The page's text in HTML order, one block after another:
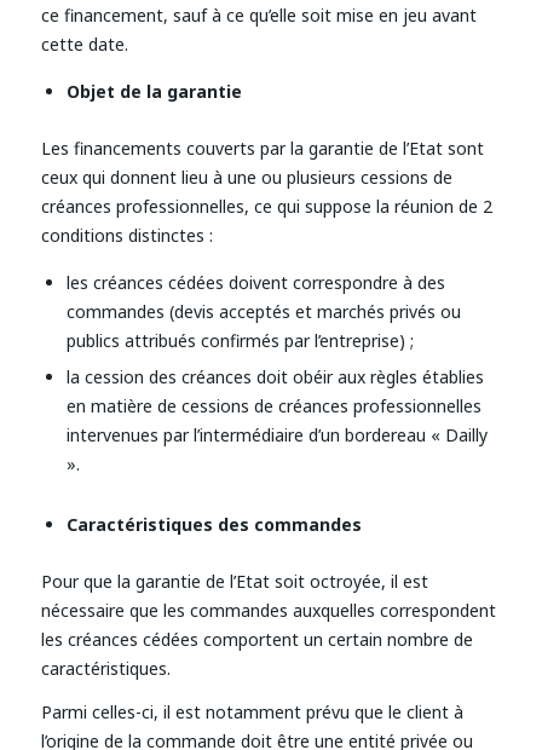
ce financement, sauf à ce qu’elle soit mise en jeu avant
cette date.
Objet de la garantie
Les financements couverts par la garantie de l’Etat sont
ceux qui donnent lieu à une ou plusieurs cessions de
créances professionnelles, ce qui suppose la réunion de 2
conditions distinctes :
les créances cédées doivent correspondre à des
commandes (devis acceptés et marchés privés ou
publics attribués confirmés par l’entreprise) ;
la cession des créances doit obéir aux règles établies
en matière de cessions de créances professionnelles
intervenues par l’intermédiaire d’un bordereau « Dailly
».
Caractéristiques des commandes
Pour que la garantie de l’Etat soit octroyée, il est
nécessaire que les commandes auxquelles correspondent
les créances cédées comportent un certain nombre de
caractéristiques.
Parmi celles-ci, il est notamment prévu que le client à
l’origine de la commande doit être une entité privée ou